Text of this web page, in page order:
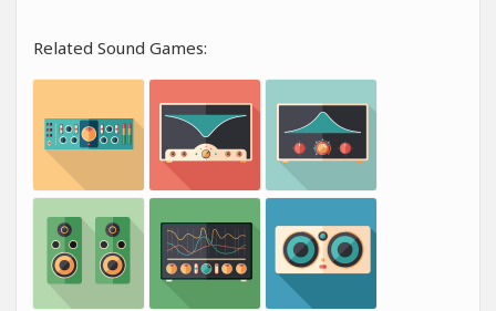
Related Sound Games: